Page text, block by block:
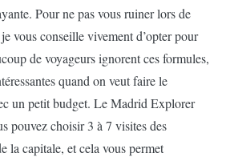
Pour ne pas vous ruiner lors de
vous conseille vivement d’opter pour
de voyageurs ignorent ces formules,
quand on veut faire le
un petit budget. Le Madrid Explorer
pouvez choisir 3 à 7 visites des
la capitale, et cela vous permet